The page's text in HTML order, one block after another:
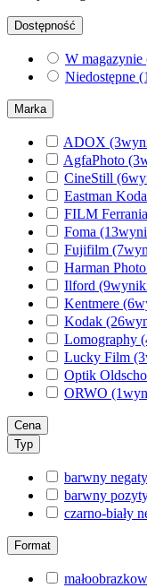
Dostępność
W magazynie
Niedostępne
Marka
ADOX (3
AgfaPhoto (3
CineStill (6
Eastman
FILM Ferrania
Foma (13
Fujifilm (7
Harman Photo
Ilford (9
Kentmere (6
Kodak (26
Lomography
Lucky Film (3
Optik
ORWO (1
Cena
Typ
barwny
barwny
czarno-biały
Format